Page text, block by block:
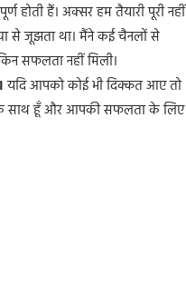
होती हैं। अक्सर हम तैयारी पूरी नहीं
से जूझता था। मैंने कई चैनलों से
सफलता नहीं मिली।
यदि आपको कोई भी दिक्कत आए तो
साथ हूँ और आपकी सफलता के लिए